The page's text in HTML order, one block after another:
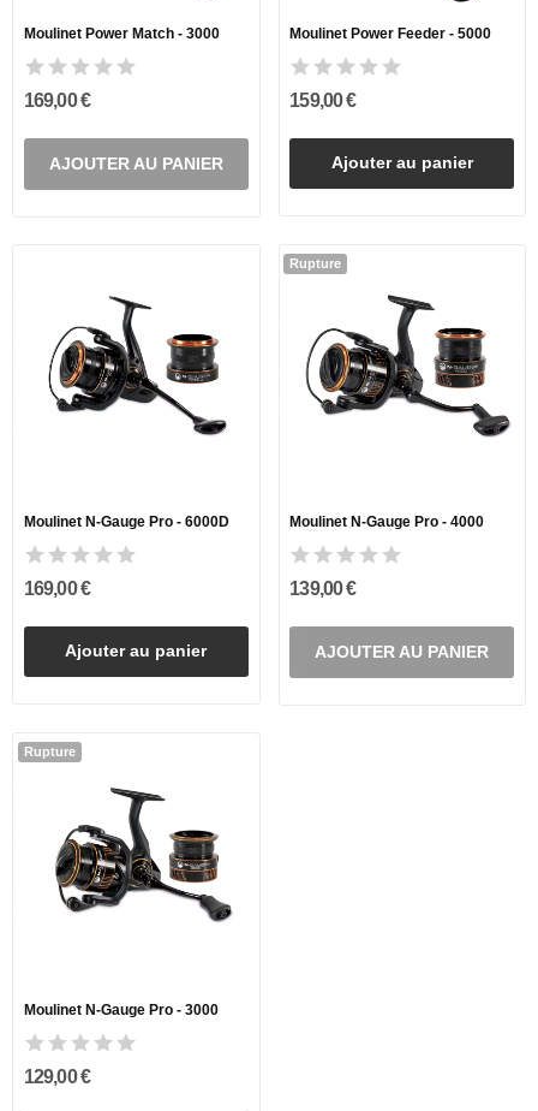
Moulinet Power Match - 3000
169,00 €
AJOUTER AU PANIER
Moulinet Power Feeder - 5000
159,00 €
Ajouter au panier
Moulinet N-Gauge Pro - 6000D
169,00 €
Ajouter au panier
Rupture
Moulinet N-Gauge Pro - 4000
139,00 €
AJOUTER AU PANIER
Rupture
Moulinet N-Gauge Pro - 3000
129,00 €